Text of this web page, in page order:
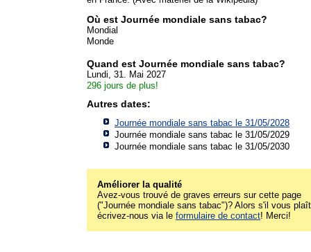
Où est Journée mondiale sans tabac?
Mondial
Monde
Quand est Journée mondiale sans tabac?
Lundi, 31. Mai 2027
296 jours de plus!
Autres dates:
Journée mondiale sans tabac le 31/05/2028
Journée mondiale sans tabac le 31/05/2029
Journée mondiale sans tabac le 31/05/2030
Améliorer la qualité
Avez-vous trouvé de graves erreurs sur cette page
("Journée mondiale sans tabac")? Alors s'il vous plaît
écrivez-nous via le formulaire de contact! Merci!